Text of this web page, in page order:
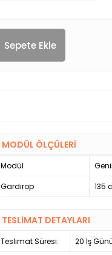
Sepete Ekle
MODÜL ÖLÇÜLERİ
Modül
Gardırop
135
TESLİMAT DETAYLARI
Teslimat Süresi:
20 İş